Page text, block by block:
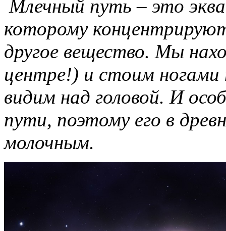
Млечный путь – это
которому
другое вещество. Мы
центре!) и стоим ногами
видим над головой. И
пути, поэтому его в
молочным.